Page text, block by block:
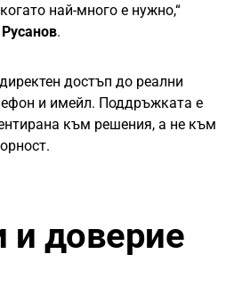
най-много е нужно,“
.
достъп до реални
и имейл. Поддръжката е
към решения, а не към
и доверие